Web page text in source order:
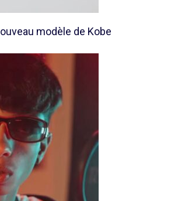
modèle de Kobe